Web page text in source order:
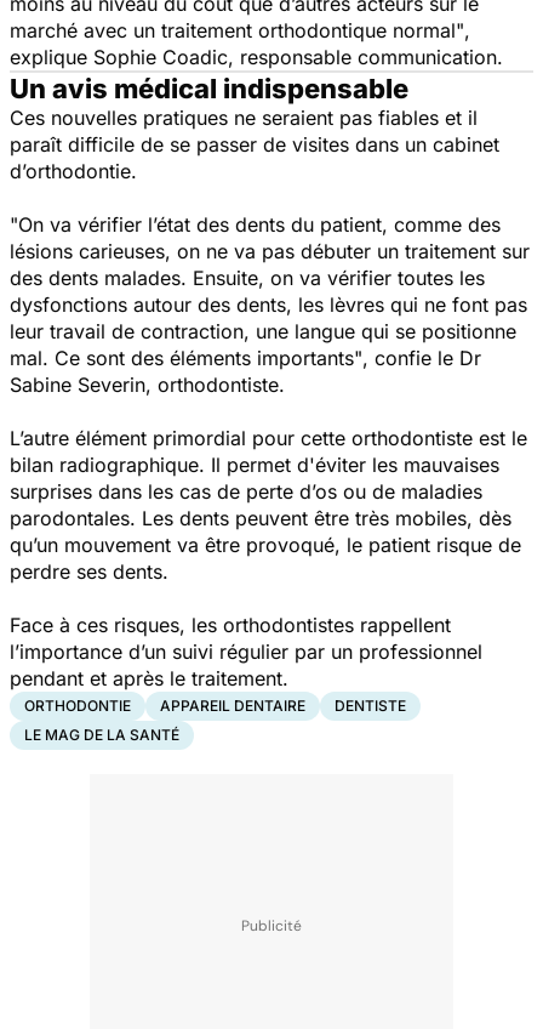
marché avec un traitement orthodontique normal",
explique Sophie Coadic, responsable communication.
Un avis médical indispensable
Ces nouvelles pratiques ne seraient pas fiables et il
paraît difficile de se passer de visites dans un cabinet
d’orthodontie.
"On va vérifier l’état des dents du patient, comme des
lésions carieuses, on ne va pas débuter un traitement sur
des dents malades. Ensuite, on va vérifier toutes les
dysfonctions autour des dents, les lèvres qui ne font pas
leur travail de contraction, une langue qui se positionne
mal. Ce sont des éléments importants", confie le Dr
Sabine Severin, orthodontiste.
L’autre élément primordial pour cette orthodontiste est le
bilan radiographique. Il permet d'éviter les mauvaises
surprises dans les cas de perte d’os ou de maladies
parodontales. Les dents peuvent être très mobiles, dès
qu’un mouvement va être provoqué, le patient risque de
perdre ses dents.
Face à ces risques, les orthodontistes rappellent
l’importance d’un suivi régulier par un professionnel
pendant et après le traitement.
ORTHODONTIE APPAREIL DENTAIRE
DENTISTE
LE MAG DE LA SANTÉ